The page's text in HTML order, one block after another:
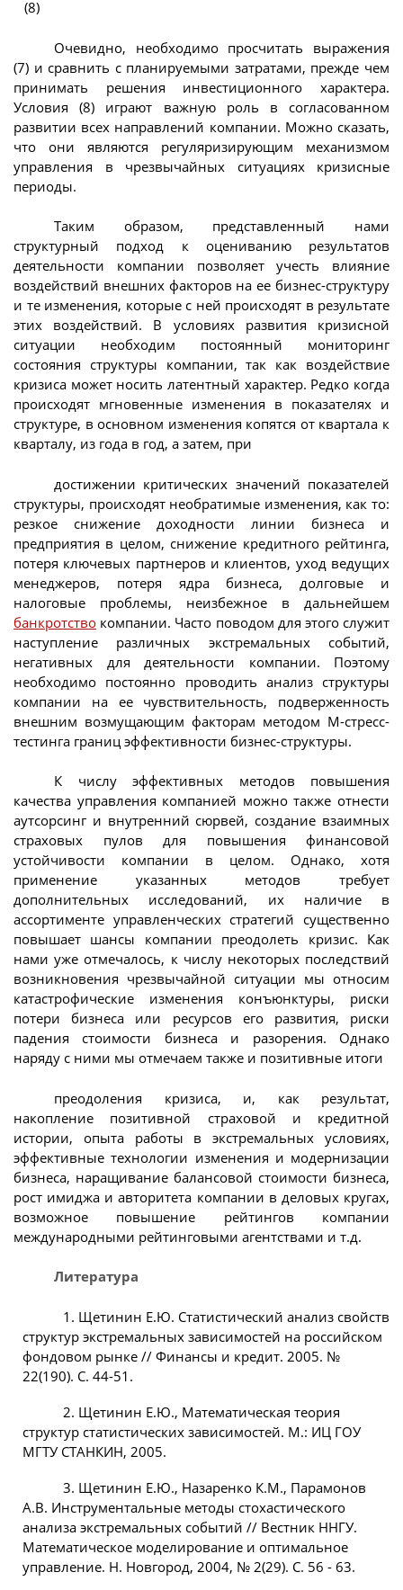
(8)
Очевидно, необходимо просчитать выражения
(7) и сравнить с планируемыми затратами, прежде чем
принимать решения инвестиционного характера.
Условия (8) играют важную роль в согласованном
развитии всех направлений компании. Можно сказать,
что они являются регуляризирующим механизмом
управления в чрезвычайных ситуациях кризисные
периоды.
Таким образом, представленный нами
структурный подход к оцениванию результатов
деятельности компании позволяет учесть влияние
воздействий внешних факторов на ее бизнес-структуру
и те изменения, которые с ней происходят в результате
этих воздействий. В условиях развития кризисной
ситуации необходим постоянный мониторинг
состояния структуры компании, так как воздействие
кризиса может носить латентный характер. Редко когда
происходят мгновенные изменения в показателях и
структуре, в основном изменения копятся от квартала к
кварталу, из года в год, а затем, при
достижении критических значений показателей
структуры, происходят необратимые изменения, как то:
резкое снижение доходности линии бизнеса и
предприятия в целом, снижение кредитного рейтинга,
потеря ключевых партнеров и клиентов, уход ведущих
менеджеров, потеря ядра бизнеса, долговые и
налоговые проблемы, неизбежное в дальнейшем
банкротство компании. Часто поводом для этого служит
наступление различных экстремальных событий,
негативных для деятельности компании. Поэтому
необходимо постоянно проводить анализ структуры
компании на ее чувствительность, подверженность
внешним возмущающим факторам методом М-стресс-
тестинга границ эффективности бизнес-структуры.
К числу эффективных методов повышения
качества управления компанией можно также отнести
аутсорсинг и внутренний сюрвей, создание взаимных
страховых пулов для повышения финансовой
устойчивости компании в целом. Однако, хотя
применение указанных методов требует
дополнительных исследований, их наличие в
ассортименте управленческих стратегий существенно
повышает шансы компании преодолеть кризис. Как
нами уже отмечалось, к числу некоторых последствий
возникновения чрезвычайной ситуации мы относим
катастрофические изменения конъюнктуры, риски
потери бизнеса или ресурсов его развития, риски
падения стоимости бизнеса и разорения. Однако
наряду с ними мы отмечаем также и позитивные итоги
преодоления кризиса, и, как результат,
накопление позитивной страховой и кредитной
истории, опыта работы в экстремальных условиях,
эффективные технологии изменения и модернизации
бизнеса, наращивание балансовой стоимости бизнеса,
рост имиджа и авторитета компании в деловых кругах,
возможное повышение рейтингов компании
международными рейтинговыми агентствами и т.д.
Литература
1. Щетинин Е.Ю. Статистический анализ свойств
структур экстремальных зависимостей на российском
фондовом рынке // Финансы и кредит. 2005. №
22(190). С. 44-51.
2. Щетинин Е.Ю., Математическая теория
структур статистических зависимостей. М.: ИЦ ГОУ
МГТУ СТАНКИН, 2005.
3. Щетинин Е.Ю., Назаренко К.М., Парамонов
А.В. Инструментальные методы стохастического
анализа экстремальных событий // Вестник ННГУ.
Математическое моделирование и оптимальное
управление. Н. Новгород, 2004, № 2(29). С. 56 - 63.